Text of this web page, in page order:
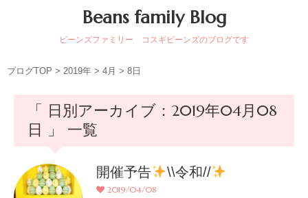
Beans family Blog
ビーンズファミリー コスギビーンズのブログです
ブログTOP > 2019年 > 4月 > 8日
「 日別アーカイブ：2019年04月08
日 」 一覧
開催予告 \\令和//
2019/04/08